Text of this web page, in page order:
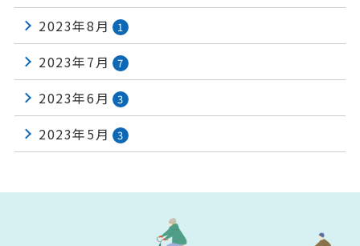
2023年8月 1
2023年7月 7
2023年6月 3
2023年5月 3